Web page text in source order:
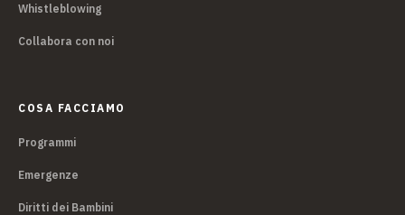
Whistleblowing
Collabora con noi
COSA FACCIAMO
Programmi
Emergenze
Diritti dei Bambini